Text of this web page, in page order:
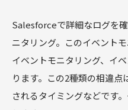
Salesforceで詳細なログを
ニタリング。このイベント
イベントモニタリング、イ
ります。この2種類の相違
されるタイミングなどです